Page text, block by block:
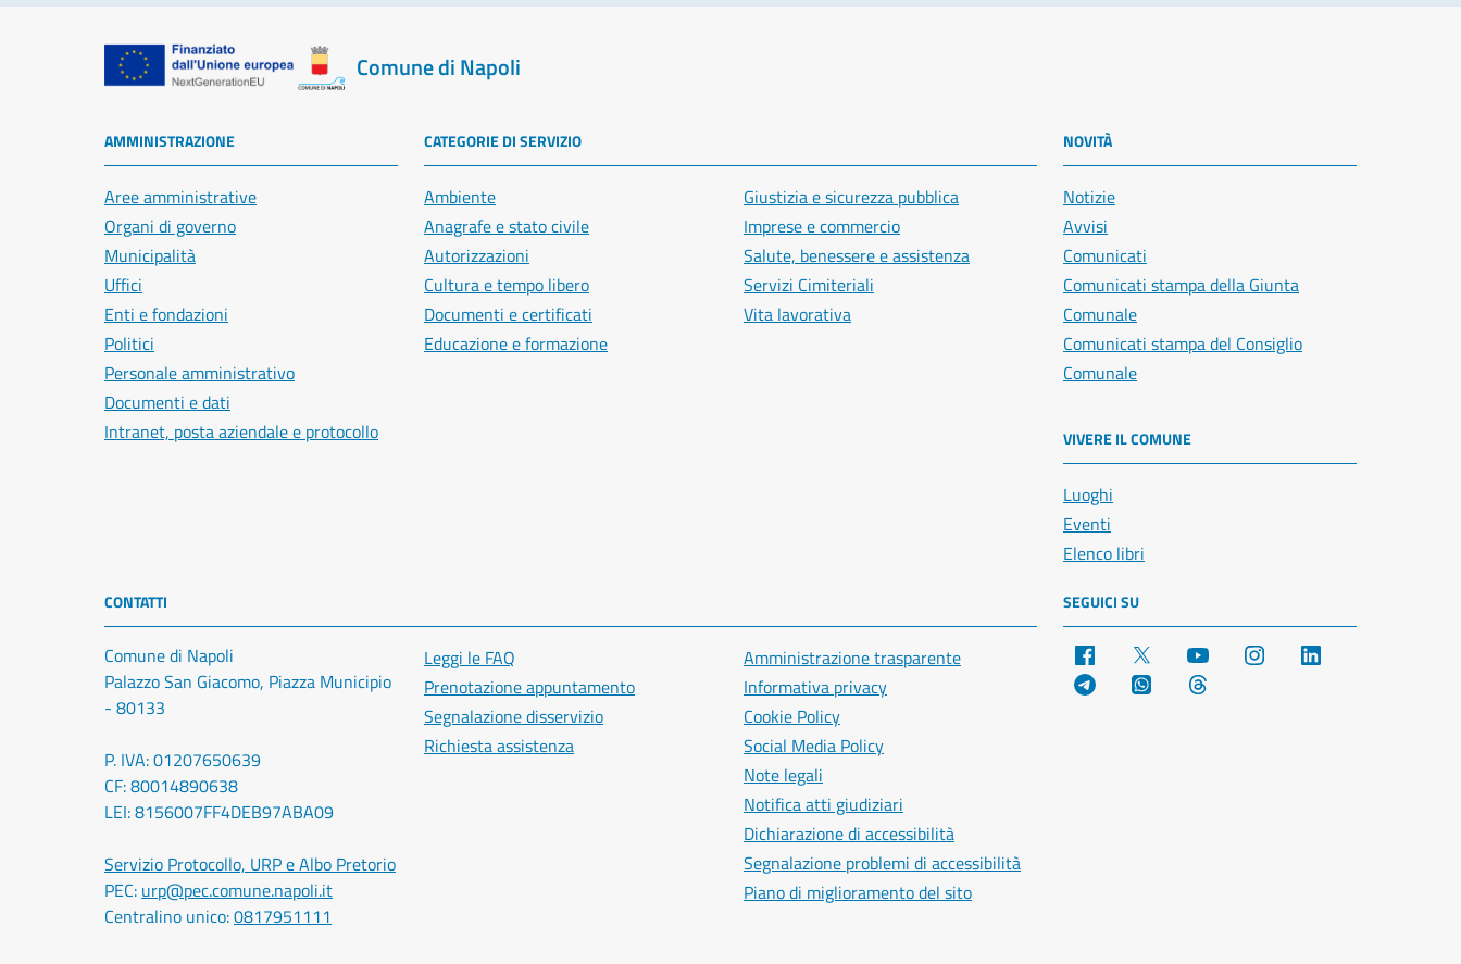
Comune di Napoli
AMMINISTRAZIONE
Aree amministrative
Organi di governo
Municipalità
Uffici
Enti e fondazioni
Politici
Personale amministrativo
Documenti e dati
Intranet, posta aziendale e protocollo
CATEGORIE DI SERVIZIO
Ambiente
Anagrafe e stato civile
Autorizzazioni
Cultura e tempo libero
Documenti e certificati
Educazione e formazione
Giustizia e sicurezza pubblica
Imprese e commercio
Salute, benessere e assistenza
Servizi Cimiteriali
Vita lavorativa
NOVITÀ
Notizie
Avvisi
Comunicati
Comunicati stampa della Giunta
Comunale
Comunicati stampa del Consiglio
Comunale
VIVERE IL COMUNE
Luoghi
Eventi
Elenco libri
CONTATTI
Comune di Napoli
Palazzo San Giacomo, Piazza Municipio
- 80133
P. IVA: 01207650639
CF: 80014890638
LEI: 8156007FF4DEB97ABA09
Servizio Protocollo, URP e Albo Pretorio
PEC: urp@pec.comune.napoli.it
Centralino unico:0817951111
Leggi le FAQ
Prenotazione appuntamento
Segnalazione disservizio
Richiesta assistenza
Amministrazione trasparente
Informativa privacy
Cookie Policy
Social Media Policy
Note legali
Notifica atti giudiziari
Dichiarazione di accessibilità
Segnalazione problemi di accessibilità
Piano di miglioramento del sito
SEGUICI SU
Facebook YouTube Instagram
Telegram WhatsApp